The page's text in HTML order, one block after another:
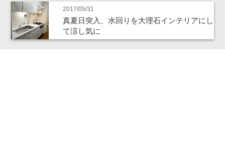
2017/05/31
真夏日突入、水回りを大理石インテリアにし
て涼し気に